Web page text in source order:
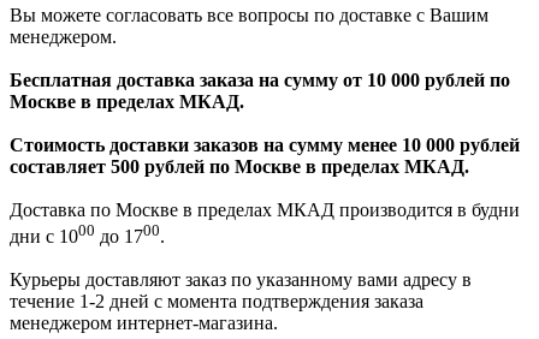
Вы можете согласовать все вопросы по доставке с Вашим
менеджером.
Бесплатная доставка заказа на сумму от 10 000 рублей по
Москве в пределах МКАД.
Стоимость доставки заказов на сумму менее 10 000 рублей
составляет 500 рублей по Москве в пределах МКАД.
Доставка по Москве в пределах МКАД производится в будни
дни с 1000 до 1700.
Курьеры доставляют заказ по указанному вами адресу в
течение 1-2 дней с момента подтверждения заказа
менеджером интернет-магазина.